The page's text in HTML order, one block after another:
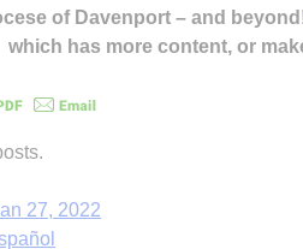
of Davenport – and
which has more content, or
27, 2022